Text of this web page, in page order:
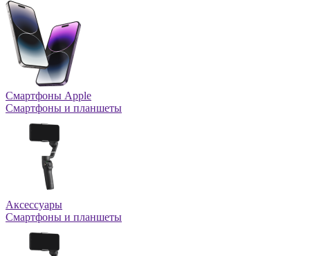
Смартфоны Apple
Смартфоны и планшеты
Аксессуары
Смартфоны и планшеты